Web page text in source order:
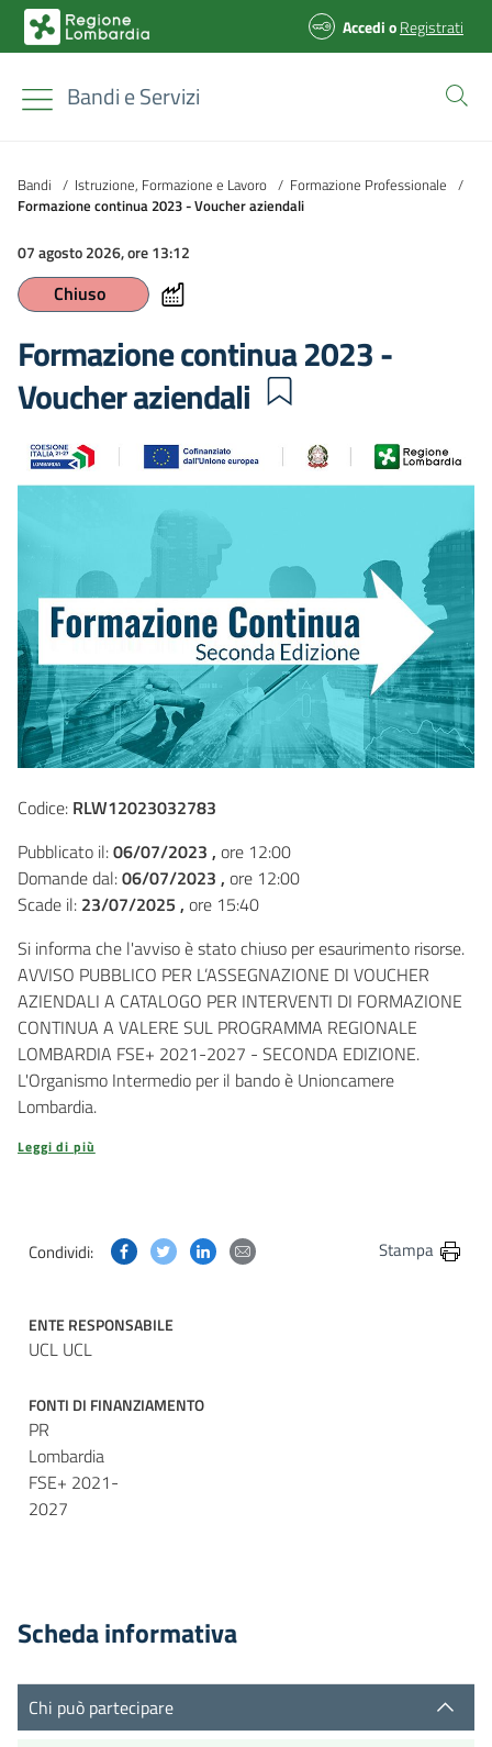
AccedioRegistrati
Bandi e Servizi
Bandi / Istruzione, Formazione e Lavoro / Formazione Professionale /
Formazione continua 2023 - Voucher aziendali
07 agosto 2026, ore 13:12
Chiuso
Formazione continua 2023 -
Voucher aziendali
Codice: RLW12023032783
Pubblicato il:06/07/2023 , ore 12:00
Domande dal:06/07/2023 , ore 12:00
Scade il: 23/07/2025 , ore 15:40
Si informa che l'avviso è stato chiuso per esaurimento risorse.
AVVISO PUBBLICO PER L’ASSEGNAZIONE DI VOUCHER
AZIENDALI A CATALOGO PER INTERVENTI DI FORMAZIONE
CONTINUA A VALERE SUL PROGRAMMA REGIONALE
LOMBARDIA FSE+ 2021-2027 - SECONDA EDIZIONE.
L'Organismo Intermedio per il bando è Unioncamere
Lombardia.
Leggi di più
Condividi: Condividi questa pagina su Facebook
Condividi questa pagina su Twitter
Condividi questa pagina su Linkedin
Condividi questa pagina via
Stampa
ENTE RESPONSABILE
UCL UCL
FONTI DI FINANZIAMENTO
PR
Lombardia
FSE+ 2021-
2027
Scheda informativa
Chi può partecipare